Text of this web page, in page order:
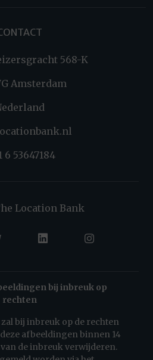
568-K
Amsterdam
6 53647184
Location Bank
bij inbreuk op
rechten
bij inbreuk op de rechten
afbeeldingen binnen 14
de inbreuk verwijderen.